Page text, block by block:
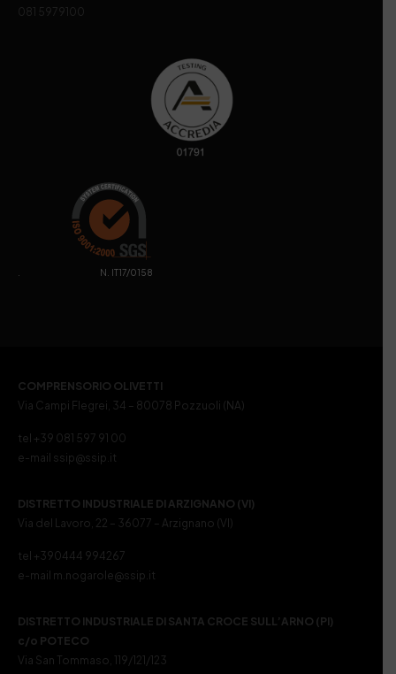
081 5979100
. N. IT17/0158
COMPRENSORIO OLIVETTI
Via Campi Flegrei, 34 – 80078 Pozzuoli (NA)
tel +39 081 597 91 00
e-mail ssip@ssip.it
DISTRETTO INDUSTRIALE DI ARZIGNANO (VI)
Via del Lavoro, 22 – 36077 – Arzignano (VI)
tel +390444 994267
e-mail m.nogarole@ssip.it
DISTRETTO INDUSTRIALE DI SANTA CROCE SULL’ARNO (PI)
c/o POTECO
Via San Tommaso, 119/121/123